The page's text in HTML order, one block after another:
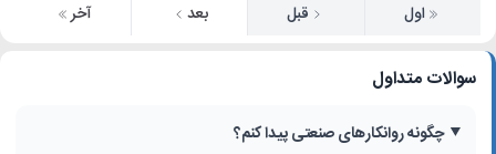
اول قبل بعد آخر
سوالات متداول
چگونه روانکارهای صنعتی پیدا کنم؟